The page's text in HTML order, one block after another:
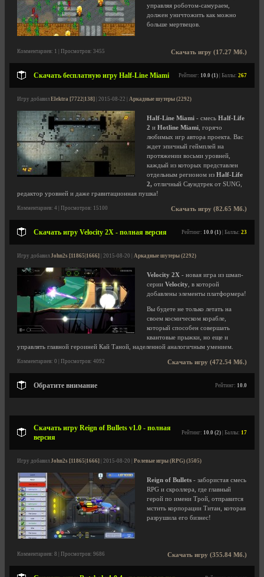
управляя роботом-самураем,
должен уничтожить как можно
больше мертвецов.
Скачать игру (17.27 Мб.)
Комментариев: 1 | Просмотров: 3455
Скачать бесплатную игру Half-Line Miami Рейтинг: 10.0 (1) | Баллы: 267
Игру добавил Elektra [7722|138] | 2015-08-22 | Аркадные шутеры (2292)
Half-Line Miami - смесь Half-Life
2 и Hotline Miami , горячо
любимых игр автора проекта. Вас
ждет эпичный геймплей на
протяжении восьми уровней,
каждый из которых представлен
отдельным регионом из Half-Life
2, отличный Саундтрек от SUNG,
редактор уровней и даже гравитационная пушка!
Скачать игру (82.65 Мб.)
Комментариев: 4 | Просмотров: 15100
Скачать игру Velocity 2X - полная версия Рейтинг: 10.0 (1) | Баллы: 23
Игру добавил John2s [11865|1666] | 2015-08-20 | Аркадные шутеры (2292)
Velocity 2X - новая игра из шмап-
серии Velocity , в которой
добавлены элементы платформера!
Вы будете не только летать на
своем космическом корабле,
который способен совершать
квантовые прыжки, но еще и
управлять главной героиней Кай Таной, наделенной аналогичным умением.
Скачать игру (472.54 Мб.)
Комментариев: 0 | Просмотров: 4092
Обратите внимание Рейтинг: 10.0
Скачать игру Reign of Bullets v1.0 - полная
версия
Рейтинг: 10.0 (2) | Баллы: 17
Игру добавил John2s [11865|1666] | 2015-08-20 | Ролевые игры (RPG) (3505)
Reign of Bullets - забористая смесь
RPG и скроллера, где главный
герой по имени Трой, отправится
мстить корпорации Титан, которая
разрушила его бизнес!
Скачать игру (355.84 Мб.)
Комментариев: 8 | Просмотров: 9686